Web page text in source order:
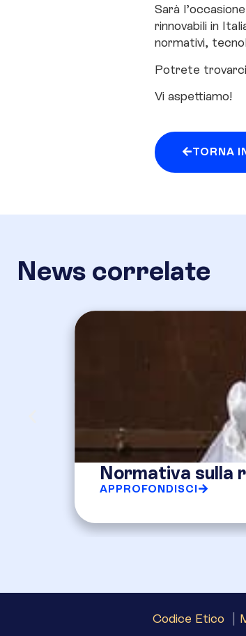
Sarà
rinnovabili in
normativi,
Potrete
Vi aspettiamo!
TORNA
News correlate
Normativa sulla
APPROFONDISCI
Codice Etico |